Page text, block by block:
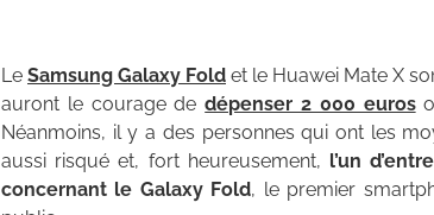
Le Samsung Galaxy Fold et le Huawei Mate X
auront le courage dedépenser 2 000 euros
Néanmoins, il y a des personnes qui ont les
aussi risqué et, fort heureusement, l’un
concernant le Galaxy Fold, le premier